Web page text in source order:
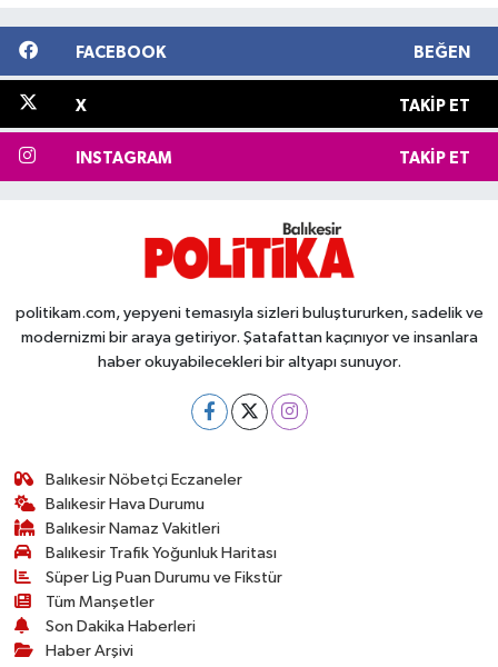
FACEBOOK BEĞEN
X TAKIP ET
INSTAGRAM TAKIP ET
politikam.com, yepyeni temasıyla sizleri buluştururken, sadelik ve
modernizmi bir araya getiriyor. Şatafattan kaçınıyor ve insanlara
haber okuyabilecekleri bir altyapı sunuyor.
Balıkesir Nöbetçi Eczaneler
Balıkesir Hava Durumu
Balıkesir Namaz Vakitleri
Balıkesir Trafik Yoğunluk Haritası
Süper Lig Puan Durumu ve Fikstür
Tüm Manşetler
Son Dakika Haberleri
Haber Arşivi